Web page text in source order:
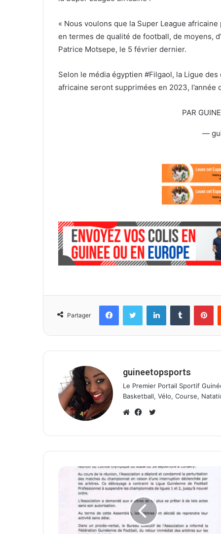
« Nous voulons que la Super League
en termes de qualité de football, de moyens,
Patrice Motsepe, le 5 février dernier.
Selon le média égyptien #Filgaol, la Ligue
africaine seront supprimées en 2023, l’année
PAR
—
Partager
guineetopsports
Le Premier Portail Sportif
Basketball, Vélo, Course,
e
i
t
a
b
o
o
k
i
e
r